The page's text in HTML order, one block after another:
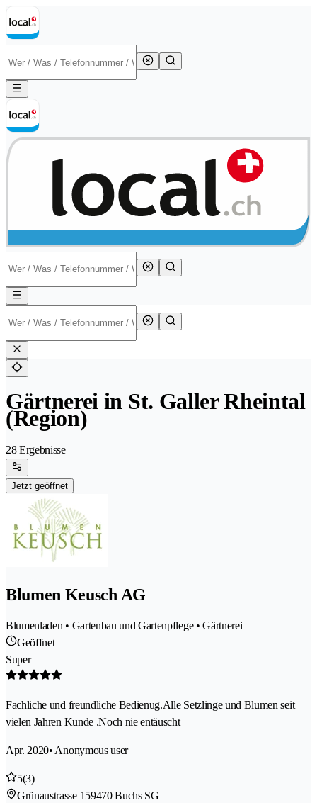
Gärtnerei in St. Galler Rheintal
(Region)
28 Ergebnisse
Jetzt geöffnet
Blumen Keusch AG
Blumenladen • Gartenbau und Gartenpflege • Gärtnerei
Geöffnet
Super
Fachliche und freundliche Bedienug.Alle Setzlinge und Blumen seit
vielen Jahren Kunde .Noch nie entäuscht
Apr. 2020• Anonymous user
5(3)
Grünaustrasse 159470 Buchs SG